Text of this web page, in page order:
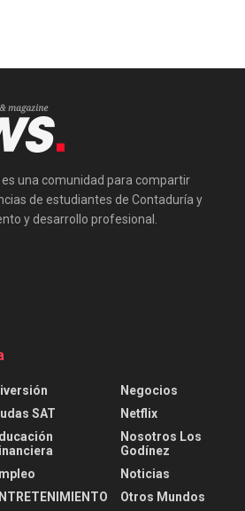
una comunidad para compartir
de estudiantes de Contaduría y
y desarrollo profesional.
SAT
Negocios
Netflix
Nosotros Los
Godínez
Noticias
Otros Mundos